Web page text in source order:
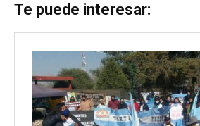
Te puede interesar: